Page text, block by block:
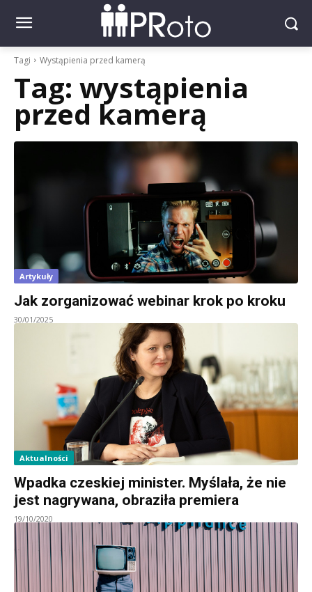
Tagi Wystąpienia przed kamerą
Tag: wystąpienia
przed kamerą
Artykuły
Jak zorganizować webinar krok po kroku
30/01/2025
Aktualności
Wpadka czeskiej minister. Myślała, że nie
jest nagrywana, obraziła premiera
19/10/2020